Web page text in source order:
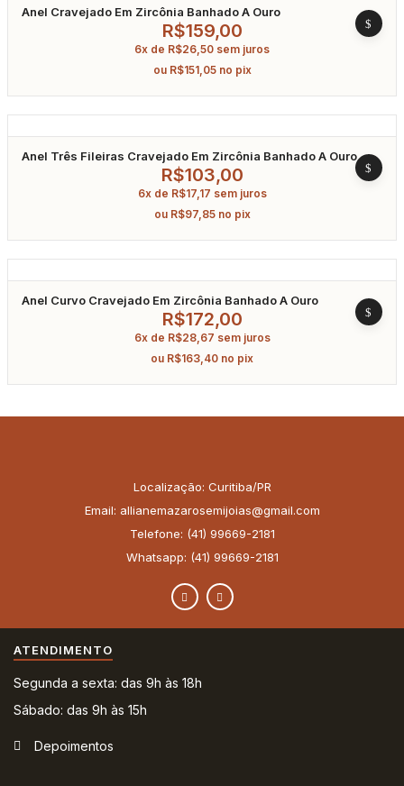
Anel Cravejado Em Zircônia Banhado A Ouro
R$159,00
6x de R$26,50 sem juros
ou R$151,05 no pix
Anel Três Fileiras Cravejado Em Zircônia Banhado A Ouro
R$103,00
6x de R$17,17 sem juros
ou R$97,85 no pix
Anel Curvo Cravejado Em Zircônia Banhado A Ouro
R$172,00
6x de R$28,67 sem juros
ou R$163,40 no pix
Localização: Curitiba/PR
Email: allianemazarosemijoias@gmail.com
Telefone: (41) 99669-2181
Whatsapp: (41) 99669-2181
ATENDIMENTO
Segunda a sexta: das 9h às 18h
Sábado: das 9h às 15h
Depoimentos